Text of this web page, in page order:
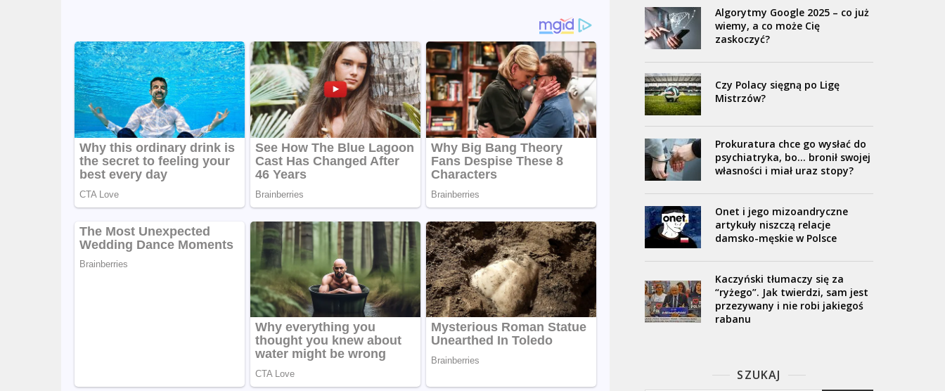
Algorytmy Google 2025 – co już
wiemy, a co może Cię
zaskoczyć?
Czy Polacy sięgną po Ligę
Mistrzów?
Prokuratura chce go wysłać do
psychiatryka, bo… bronił swojej
własności i miał uraz stopy?
Onet i jego mizoandryczne
artykuły niszczą relacje
damsko-męskie w Polsce
Kaczyński tłumaczy się za
“ryżego”. Jak twierdzi, sam jest
przezywany i nie robi jakiegoś
rabanu
SZUKAJ